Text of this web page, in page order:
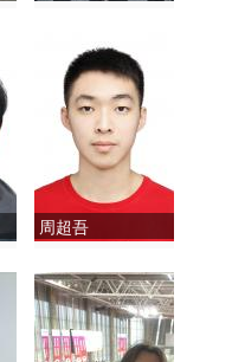
周超吾